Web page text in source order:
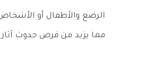
مما يزيد من فرص حدوث آثار